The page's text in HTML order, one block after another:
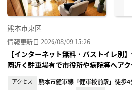
熊本市東区
情報更新日 2026/08/09 15:26
【インターネット無料・バストイレ別
園近く駐車場有で市役所や病院等へア
アクセス 熊本市健軍線「健軍校前駅」徒歩4